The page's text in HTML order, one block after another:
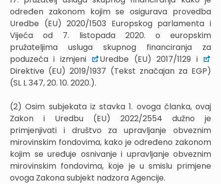
određen zakonom kojim se osigurava provedba
Uredbe (EU) 2020/1503 Europskog parlamenta i
Vijeća od 7. listopada 2020. o europskim
pružateljima usluga skupnog financiranja za
poduzeća i izmjeni
Uredbe (EU) 2017/1129 i
Direktive (EU) 2019/1937 (Tekst značajan za EGP)
(SL L 347, 20. 10. 2020.).
(2) Osim subjekata iz stavka 1. ovoga članka, ovaj
Zakon i Uredbu (EU) 2022/2554 dužno je
primjenjivati i društvo za upravljanje obveznim
mirovinskim fondovima, kako je određeno zakonom
kojim se uređuje osnivanje i upravljanje obveznim
mirovinskim fondovima, koje je u smislu primjene
ovoga Zakona subjekt nadzora Agencije.